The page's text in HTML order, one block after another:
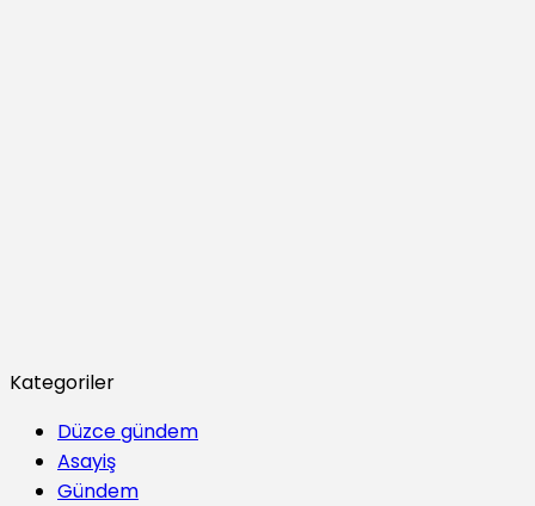
Kategoriler
Düzce gündem
Asayiş
Gündem